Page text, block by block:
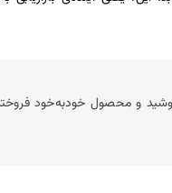
و محصول خودبه‌خود